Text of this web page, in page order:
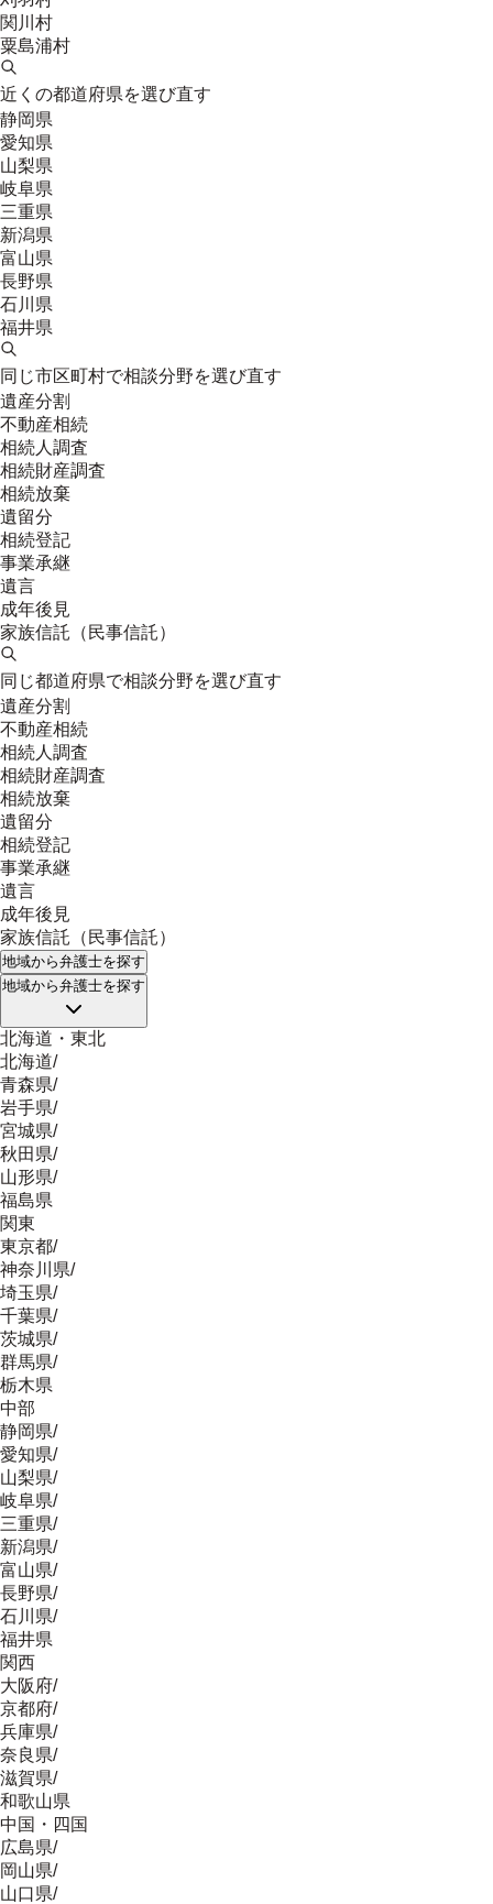
関川村
粟島浦村
近くの都道府県を選び直す
静岡県
愛知県
山梨県
岐阜県
三重県
新潟県
富山県
長野県
石川県
福井県
同じ市区町村で相談分野を選び直す
遺産分割
不動産相続
相続人調査
相続財産調査
相続放棄
遺留分
相続登記
事業承継
遺言
成年後見
家族信託（民事信託）
同じ都道府県で相談分野を選び直す
遺産分割
不動産相続
相続人調査
相続財産調査
相続放棄
遺留分
相続登記
事業承継
遺言
成年後見
家族信託（民事信託）
地域から弁護士を探す
地域から弁護士を探す
北海道・東北
北海道/
青森県/
岩手県/
宮城県/
秋田県/
山形県/
福島県
関東
東京都/
神奈川県/
埼玉県/
千葉県/
茨城県/
群馬県/
栃木県
中部
静岡県/
愛知県/
山梨県/
岐阜県/
三重県/
新潟県/
富山県/
長野県/
石川県/
福井県
関西
大阪府/
京都府/
兵庫県/
奈良県/
滋賀県/
和歌山県
中国・四国
広島県/
岡山県/
山口県/